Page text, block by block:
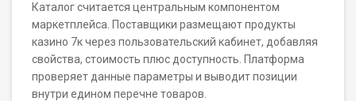
Каталог считается центральным компонентом
маркетплейса. Поставщики размещают продукты
казино 7к через пользовательский кабинет, добавляя
свойства, стоимость плюс доступность. Платформа
проверяет данные параметры и выводит позиции
внутри едином перечне товаров.